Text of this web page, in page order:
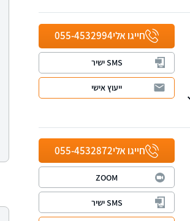
חייגו אלי055-4532994
SMS ישיר
ייעוץ אישי
חייגו אלי055-4532872
ZOOM
SMS ישיר